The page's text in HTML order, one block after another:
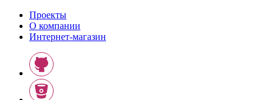
Проекты
О компании
Интернет-магазин